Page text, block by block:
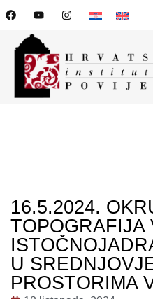
16.5.2024.
TOPOGRAFIJA
U
PROSTORIMA